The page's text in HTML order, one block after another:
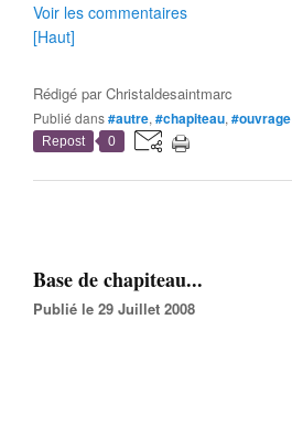
Voir les commentaires
[Haut]
Rédigé parChristaldesaintmarc
Publié dans#autre, #chapiteau, #ouvrage
Repost 0
Base de chapiteau...
Publié le 29 Juillet 2008